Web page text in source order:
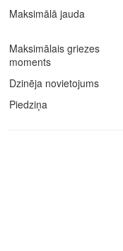
Maksimālā jauda
Maksimālais griezes
moments
Dzinēja novietojums
Piedziņa